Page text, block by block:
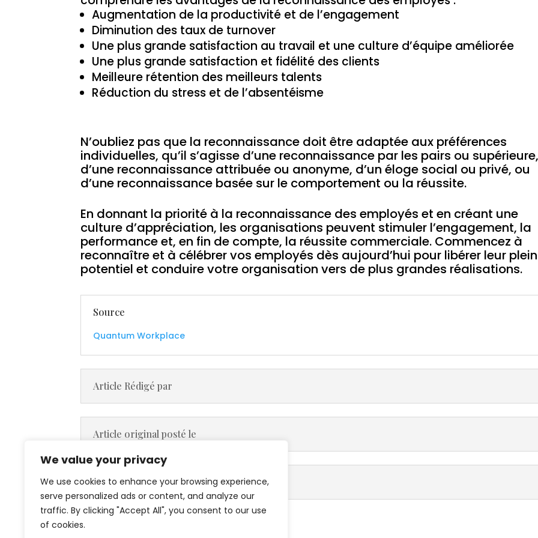
We value your privacy
We use cookies to enhance your browsing experience,
serve personalized ads or content, and analyze our
traffic. By clicking "Accept All", you consent to our use
of cookies.
Augmentation de la productivité et de l’engagement
Diminution des taux de turnover
Une plus grande satisfaction au travail et une culture d’équipe améliorée
Une plus grande satisfaction et fidélité des clients
Meilleure rétention des meilleurs talents
Réduction du stress et de l’absentéisme
N’oubliez pas que la reconnaissance doit être adaptée aux préférences
individuelles, qu’il s’agisse d’une reconnaissance par les pairs ou
d’une reconnaissance attribuée ou anonyme, d’un éloge social ou privé, ou
d’une reconnaissance basée sur le comportement ou la réussite.
En donnant la priorité à la reconnaissance des employés et en créant une
culture d’appréciation, les organisations peuvent stimuler l’engagement, la
performance et, en fin de compte, la réussite commerciale. Commencez à
reconnaître et à célébrer vos employés dès aujourd’hui pour libérer leur plein
potentiel et conduire votre organisation vers de plus grandes réalisations.
Source
Quantum Workplace
Article Rédigé par
Article original posté le
Lien vers l'article original